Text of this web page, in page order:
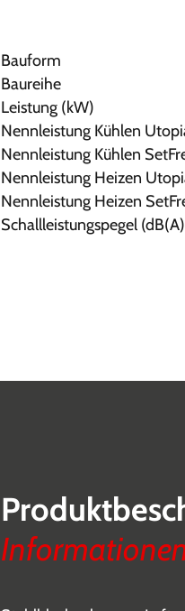
Bauform
Baureihe
Leistung (kW)
Nennleistung Kühlen
Nennleistung Kühlen
Nennleistung Heizen
Nennleistung Heizen
Schallleistungspegel